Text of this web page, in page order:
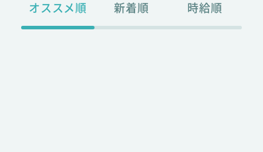
オススメ順 新着順 時給順